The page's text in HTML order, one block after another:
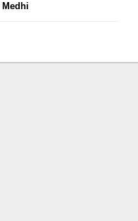
Medhi